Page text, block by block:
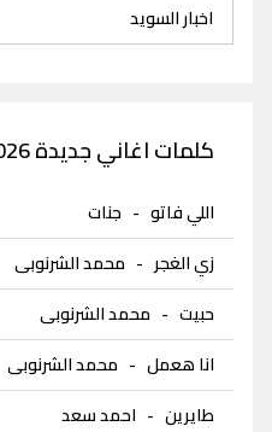
اخبار السويد
كلمات اغاني جديدة 2026
اللي فاتو - جنات
زي الغجر - محمد الشرنوبى
حبيت - محمد الشرنوبى
انا هعمل - محمد الشرنوبى
طايرين - احمد سعد